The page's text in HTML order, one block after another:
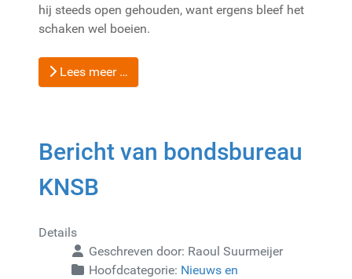
hij steeds open gehouden, want ergens bleef het
schaken wel boeien.
Lees meer …
Bericht van bondsbureau
KNSB
Details
Geschreven door: Raoul Suurmeijer
Hoofdcategorie: Nieuws en